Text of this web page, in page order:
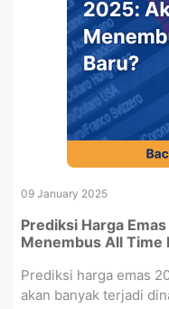
09 January 2025
Prediksi Harga
Menembus All Time
Prediksi harga emas
akan banyak terjadi